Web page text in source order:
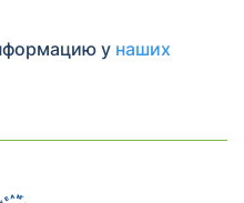
у наших